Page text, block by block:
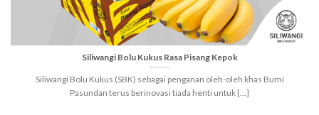
Siliwangi Bolu Kukus Rasa Pisang Kepok
Siliwangi Bolu Kukus (SBK) sebagai penganan oleh-oleh khas Bumi
Pasundan terus berinovasi tiada henti untuk [...]